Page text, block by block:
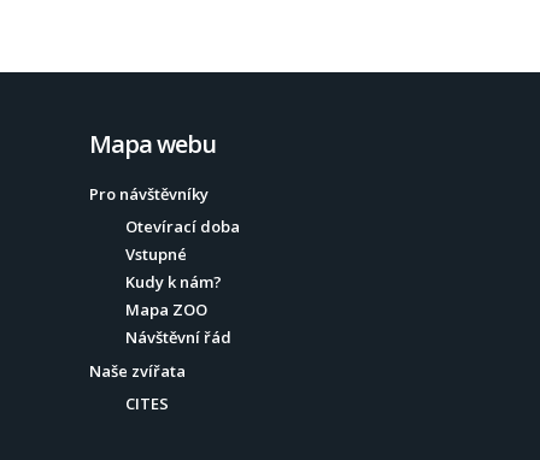
Mapa webu
Pro návštěvníky
Otevírací doba
Vstupné
Kudy k nám?
Mapa ZOO
Návštěvní řád
Naše zvířata
CITES